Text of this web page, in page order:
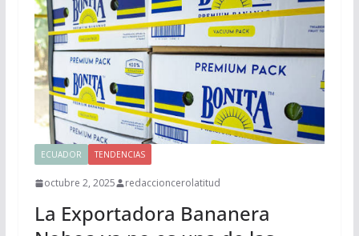
ECUADOR TENDENCIAS
octubre 2, 2025 redaccioncerolatitud
La Exportadora Bananera